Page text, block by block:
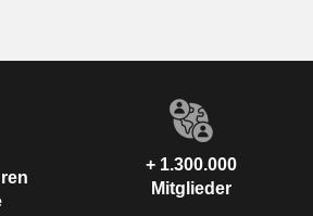
+ 1.300.000
Mitglieder